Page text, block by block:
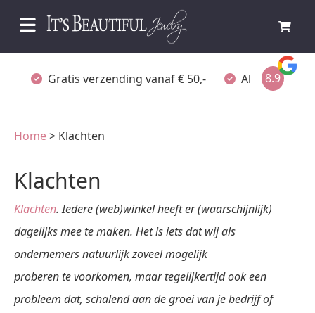
Gratis verzending vanaf € 50,- Altijd verpakt
8.9
Home> Klachten
Klachten
Klachten. Iedere (web)winkel heeft er (waarschijnlijk)
dagelijks mee te maken. Het is iets dat wij als
ondernemers natuurlijk zoveel mogelijk
proberen te voorkomen, maar tegelijkertijd ook een
probleem dat, schalend aan de groei van je bedrijf of